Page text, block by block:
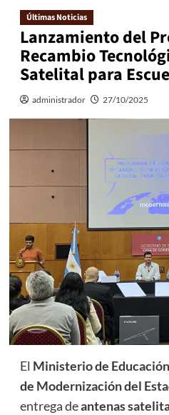
Últimas Noticias
Lanzamiento del
Recambio
Satelital para
administrador 27/10/2025
El Ministerio de Educación
de Modernización del
entrega deantenas